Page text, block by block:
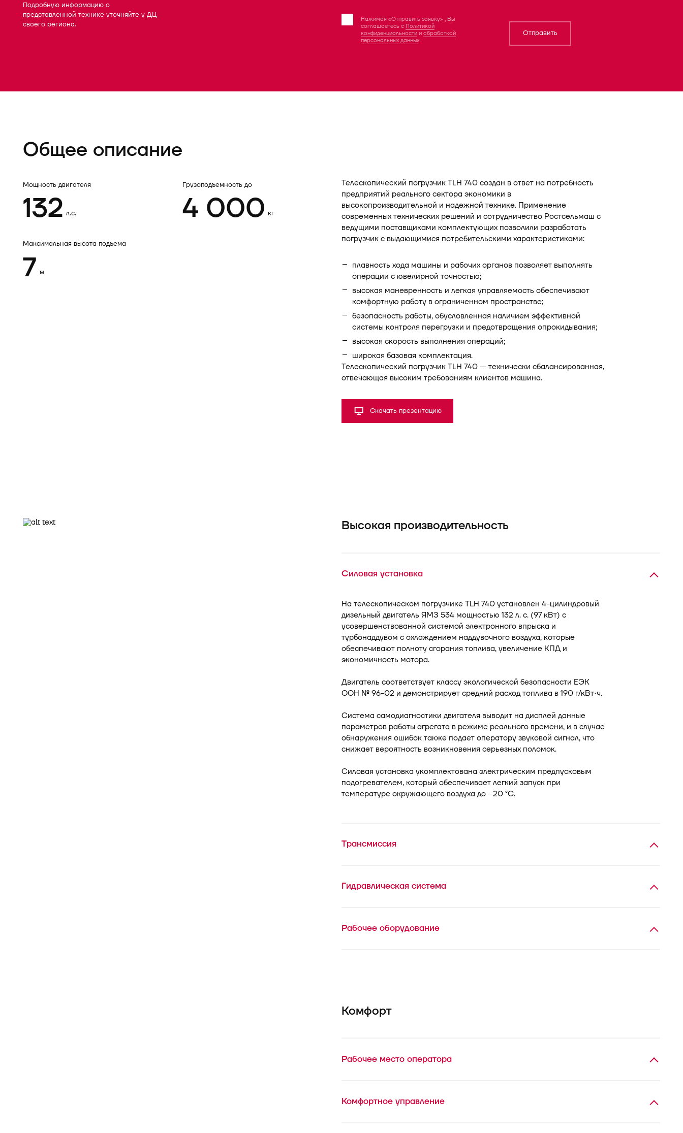
Подробную информацию о
представленной технике уточняйте у ДЦ
своего региона.
Нажимая «Отправить заявку» , Вы
соглашаетесь с Политикой
конфиденциальностии обработкой
персональных данных
Отправить
Общее описание
Мощность двигателя
132 л.с.
Грузоподъемность до
4 000 кг
Максимальная высота подъема
7 м
Телескопический погрузчик TLH 740 создан в ответ на потребность
предприятий реального сектора экономики в
высокопроизводительной и надежной технике. Применение
современных технических решений и сотрудничество Ростсельмаш с
ведущими поставщиками комплектующих позволили разработать
погрузчик с выдающимися потребительскими характеристиками:
плавность хода машины и рабочих органов позволяет выполнять
операции с ювелирной точностью;
высокая маневренность и легкая управляемость обеспечивают
комфортную работу в ограниченном пространстве;
безопасность работы, обусловленная наличием эффективной
системы контроля перегрузки и предотвращения опрокидывания;
высокая скорость выполнения операций;
широкая базовая комплектация.
Телескопический погрузчик TLH 740 — технически сбалансированная,
отвечающая высоким требованиям клиентов машина.
Скачать презентацию
Высокая производительность
Силовая установка
На телескопическом погрузчике TLH 740 установлен 4-цилиндровый
дизельный двигатель ЯМЗ 534 мощностью 132 л. с. (97 кВт) с
усовершенствованной системой электронного впрыска и
турбонаддувом с охлаждением наддувочного воздуха, которые
обеспечивают полноту сгорания топлива, увеличение КПД и
экономичность мотора.
Двигатель соответствует классу экологической безопасности ЕЭК
ООН № 96-02 и демонстрирует средний расход топлива в 190 г/кВт⋅ч.
Система самодиагностики двигателя выводит на дисплей данные
параметров работы агрегата в режиме реального времени, и в случае
обнаружения ошибок также подает оператору звуковой сигнал, что
снижает вероятность возникновения серьезных поломок.
Силовая установка укомплектована электрическим предпусковым
подогревателем, который обеспечивает легкий запуск при
температуре окружающего воздуха до –20 °C.
Трансмиссия
Гидравлическая система
Рабочее оборудование
Комфорт
Рабочее место оператора
Комфортное управление